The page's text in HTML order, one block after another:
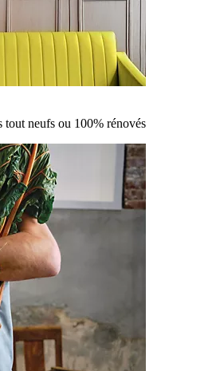
tout neufs ou 100% rénovés